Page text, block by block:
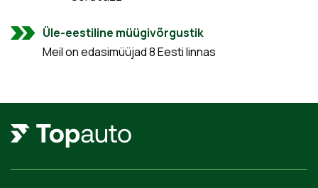
Üle-eestiline müügivõrgustik
Meil on edasimüüjad 8 Eesti linnas